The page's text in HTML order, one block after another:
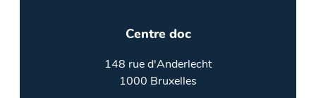
Centre doc
148 rue d'Anderlecht
1000 Bruxelles